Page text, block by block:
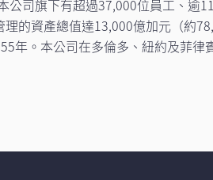
司旗下有超過37,000位員工、逾
的資產總值達13,000億加元（約
年。本公司在多倫多、紐約及菲